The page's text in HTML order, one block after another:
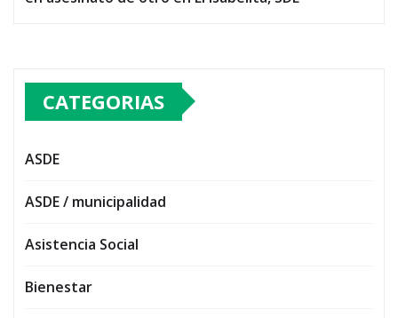
CATEGORIAS
ASDE
ASDE / municipalidad
Asistencia Social
Bienestar